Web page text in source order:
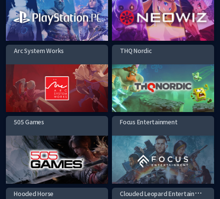
Arc System Works THQ Nordic
505 Games Focus Entertainment
Hooded Horse C
louded Leopard Entertainment